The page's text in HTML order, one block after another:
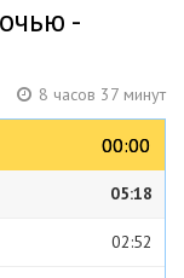
-
8 часов 37 минут
00:00
00:00
05:18
02:52